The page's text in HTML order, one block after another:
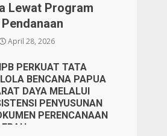
Lewat Program
April 28, 2026
PERKUAT TATA
BENCANA PAPUA
DAYA MELALUI
PENYUSUNAN
PERENCANAAN